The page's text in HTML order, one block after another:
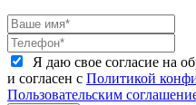
Я даю свое согласие на
и согласен с Политикой
Пользовательским